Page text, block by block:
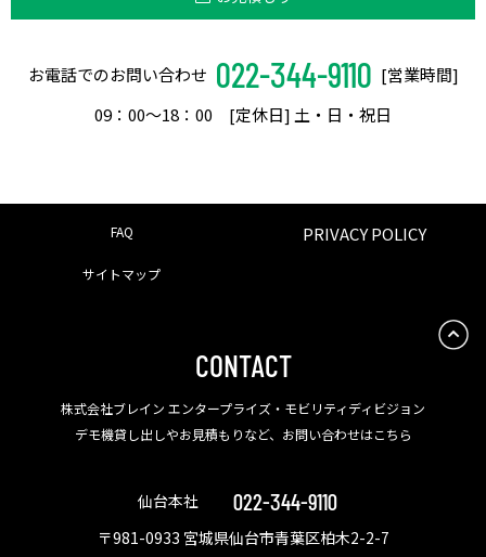
お電話でのお問い合わせ 022-344-9110 [営業時間]
09：00〜18：00 [定休日] 土・日・祝日
FAQ PRIVACY POLICY
サイトマップ
CONTACT
株式会社ブレイン エンタープライズ・モビリティディビジョン
デモ機貸し出しやお見積もりなど、お問い合わせはこちら
仙台本社 022-344-9110
〒981-0933 宮城県仙台市青葉区柏木2-2-7